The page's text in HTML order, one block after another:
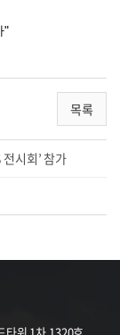
"
목록
시회’ 참가